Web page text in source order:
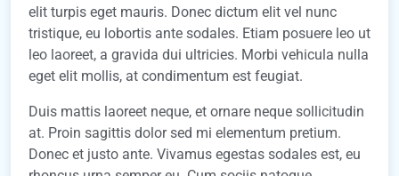
elit turpis eget mauris. Donec dictum elit vel nunc
tristique, eu lobortis ante sodales. Etiam posuere leo ut
leo laoreet, a gravida dui ultricies. Morbi vehicula nulla
eget elit mollis, at condimentum est feugiat.
Duis mattis laoreet neque, et ornare neque sollicitudin
at. Proin sagittis dolor sed mi elementum pretium.
Donec et justo ante. Vivamus egestas sodales est, eu